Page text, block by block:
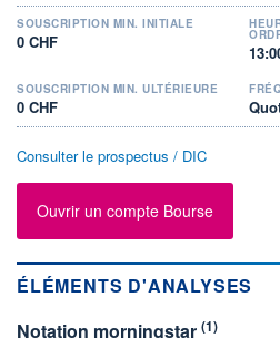
SOUSCRIPTION MIN. INITIALE
0 CHF
SOUSCRIPTION MIN. ULTÉRIEURE
0 CHF
Consulter le prospectus / DIC
Ouvrir un compte Bourse
ÉLÉMENTS D'ANALYSES
Notation morningstar (1)